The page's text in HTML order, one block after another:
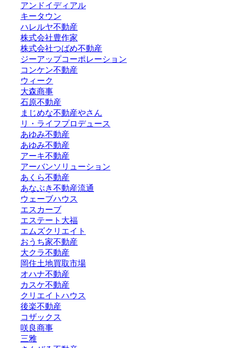
アンドイディアル
キータウン
ハレルヤ不動産
株式会社豊作家
株式会社つばめ不動産
ジーアップコーポレーション
コンケン不動産
ウィーク
大森商事
石原不動産
まじめな不動産やさん
リ・ライフプロデュース
あゆみ不動産
あゆみ不動産
アーキ不動産
アーバンソリューション
あくら不動産
あなぶき不動産流通
ウェーブハウス
エスカーブ
エステート大福
エムズクリエイト
おうち家不動産
大クラ不動産
岡住土地買取市場
オハナ不動産
カスケ不動産
クリエイトハウス
後楽不動産
コザックス
咲良商事
三雅